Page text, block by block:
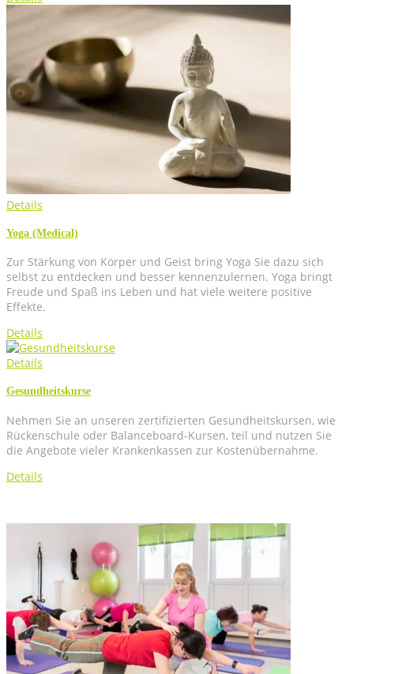
Details
Yoga (Medi­cal)
Zur Stär­kung von Kör­per und Geist bring Yoga Sie dazu sich
selbst zu ent­de­cken und bes­ser ken­nen­zu­ler­nen. Yoga bringt
Freu­de und Spaß ins Leben und hat vie­le wei­te­re posi­ti­ve
Effekte.
Details
Details
Gesund­heits­kur­se
Neh­men Sie an unse­ren zer­ti­fi­zier­ten Gesund­heits­kur­sen, wie
Rücken­schu­le oder Balance­board-Kur­sen, teil und nut­zen Sie
die Ange­bo­te vie­ler Kran­ken­kas­sen zur Kostenübernahme.
Details